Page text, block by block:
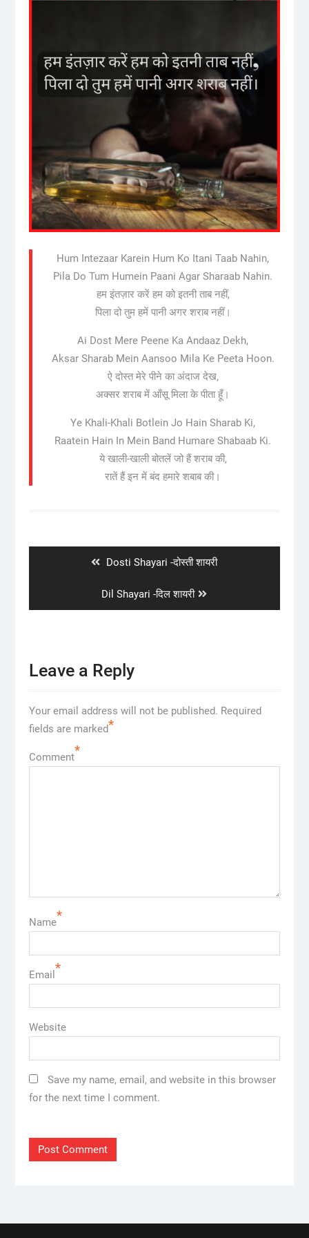
Hum Intezaar Karein Hum Ko Itani Taab Nahin,
Pila Do Tum Humein Paani Agar Sharaab Nahin.
हम इंतज़ार करें हम को इतनी ताब नहीं,
पिला दो तुम हमें पानी अगर शराब नहीं।
Ai Dost Mere Peene Ka Andaaz Dekh,
Aksar Sharab Mein Aansoo Mila Ke Peeta Hoon.
ऐ दोस्त मेरे पीने का अंदाज देख,
अक्सर शराब में आँसू मिला के पीता हूँ।
Ye Khali-Khali Botlein Jo Hain Sharab Ki,
Raatein Hain In Mein Band Humare Shabaab Ki.
ये खाली-खाली बोतलें जो हैं शराब की,
रातें हैं इन में बंद हमारे शबाब की।
Previous
Dosti Shayari -दोस्ती शायरी
Next
post:
Dil Shayari -दिल शायरी
Leave a Reply
Your email address will not be published. Required
fields are marked*
Comment*
Name*
Email *
Website
Save my name, email, and website in this browser
for the next time I comment.